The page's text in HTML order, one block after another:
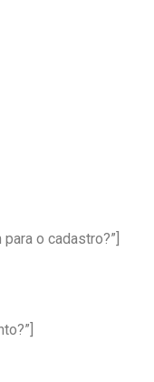
o cadastro?”]